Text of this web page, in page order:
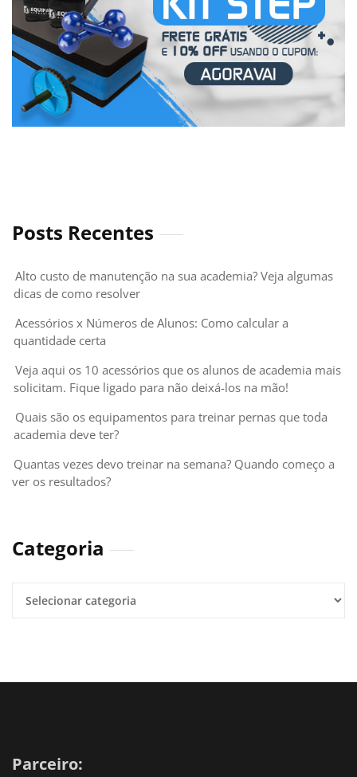
Posts Recentes
Alto custo de manutenção na sua academia? Veja algumas
dicas de como resolver
Acessórios x Números de Alunos: Como calcular a
quantidade certa
Veja aqui os 10 acessórios que os alunos de academia mais
solicitam. Fique ligado para não deixá-los na mão!
Quais são os equipamentos para treinar pernas que toda
academia deve ter?
Quantas vezes devo treinar na semana? Quando começo a
ver os resultados?
Categoria
Parceiro: